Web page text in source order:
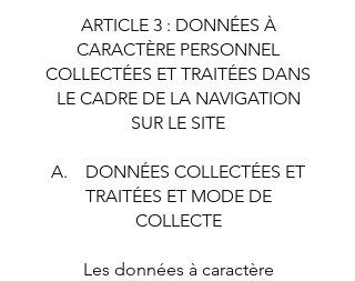
ARTICLE 3 : DONNÉES À
CARACTÈRE PERSONNEL
COLLECTÉES ET TRAITÉES DANS
LE CADRE DE LA NAVIGATION
SUR LE SITE
A. DONNÉES COLLECTÉES ET
TRAITÉES ET MODE DE
COLLECTE
Les données à caractère